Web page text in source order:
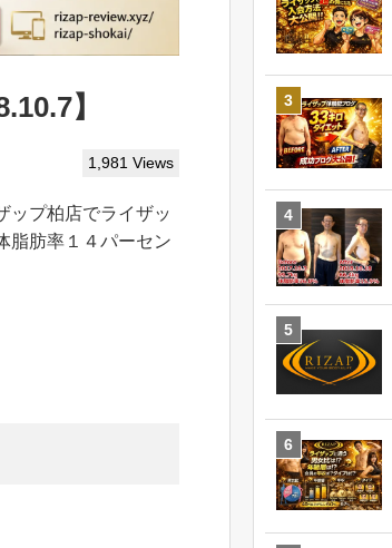
】
1,981 Views
ップ柏店でライザッ
脂肪率１４パーセン